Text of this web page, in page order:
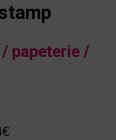
papeterie /